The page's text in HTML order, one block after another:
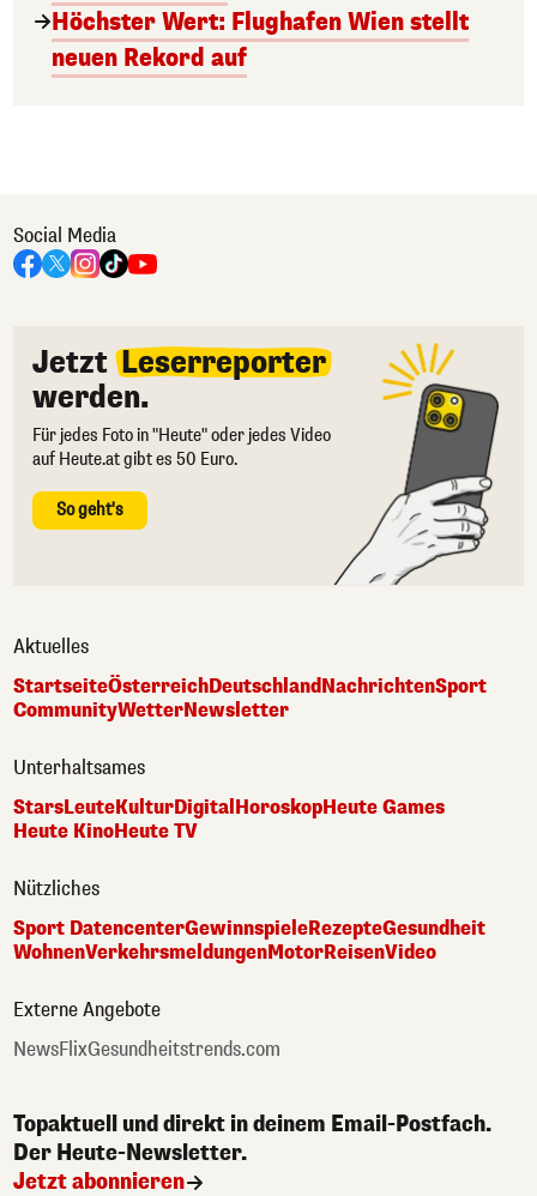
Höchster Wert: Flughafen Wien stellt
neuen Rekord auf
Social Media
Jetzt Leserreporter
werden.
Für jedes Foto in "Heute" oder jedes Video
auf Heute.at gibt es 50 Euro.
So geht's
Aktuelles
StartseiteÖsterreichDeutschlandNachrichtenSport
CommunityWetterNewsletter
Unterhaltsames
StarsLeuteKulturDigital HoroskopHeute Games
Heute KinoHeute TV
Nützliches
Sport DatencenterGewinnspieleRezepteGesundheit
WohnenVerkehrsmeldungenMotorReisenVideo
Externe Angebote
NewsFlixGesundheitstrends.com
Topaktuell und direkt in deinem Email-Postfach.
Der Heute-Newsletter.
Jetzt abonnieren